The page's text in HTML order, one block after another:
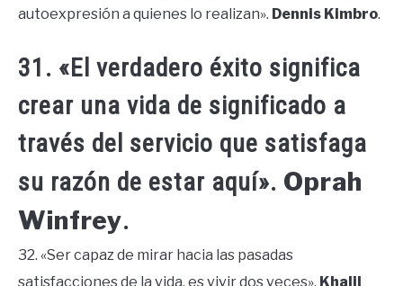
autoexpresión a quienes lo realizan». Dennis Kimbro.
31. «El verdadero éxito significa
crear una vida de significado a
través del servicio que satisfaga
su razón de estar aquí». Oprah
Winfrey.
32. «Ser capaz de mirar hacia las pasadas
satisfacciones de la vida, es vivir dos veces». Khalil